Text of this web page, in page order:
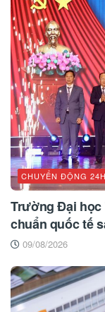
CHUYỂN ĐỘNG 24H
Trường Đại học
chuẩn quốc tế
09/08/2026